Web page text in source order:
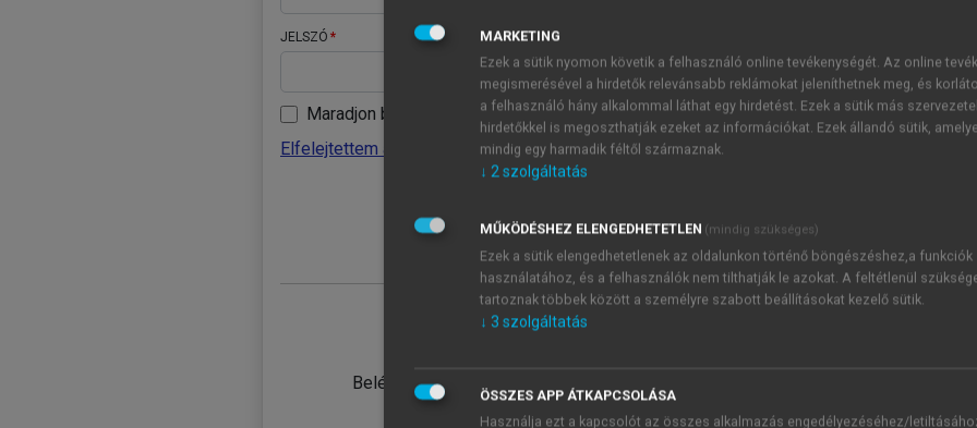
JELSZÓ
Maradjon belépve
Elfelejtettem a jelszavamat
Belépés intézményi azonosítóval
JELSZÓ
Kérek értesítést a MeRSZ
Kérek értesítést az
MARKETING
Ezek a sütik nyomon követik a felhasználó online tevékenységét. Az online
megismerésével a hirdetők relevánsabb reklámokat jeleníthetnek meg, és
a felhasználó hány alkalommal láthat egy hirdetést. Ezek a sütik más
hirdetőkkel is megoszthatják ezeket az információkat. Ezek állandó sütik,
mindig egy harmadik féltől származnak.
↓ 2szolgáltatás
MŰKÖDÉSHEZ ELENGEDHETETLEN (mindig szükséges)
Ezek a sütik elengedhetetlenek az oldalunkon történő böngészéshez,a funkciók
használatához, és a felhasználók nem tilthatják le azokat. A feltétlenül
tartoznak többek között a személyre szabott beállításokat kezelő sütik.
↓ 3 szolgáltatás
ÖSSZES APP ÁTKAPCSOLÁSA
Használja ezt a kapcsolót az összes alkalmazás engedélyezéséhez/